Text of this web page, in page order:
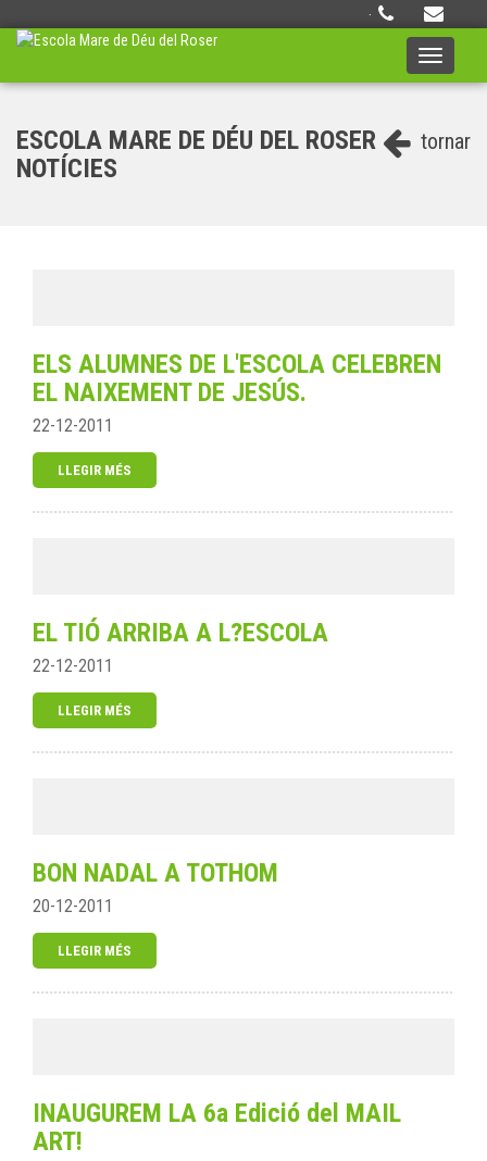
·
Toggle
tornar
ESCOLA MARE DE DÉU DEL ROSER
NOTÍCIES
ELS ALUMNES DE L'ESCOLA CELEBREN
EL NAIXEMENT DE JESÚS.
22-12-2011
LLEGIR MÉS
EL TIÓ ARRIBA A L?ESCOLA
22-12-2011
LLEGIR MÉS
BON NADAL A TOTHOM
20-12-2011
LLEGIR MÉS
INAUGUREM LA 6a Edició del MAIL
ART!